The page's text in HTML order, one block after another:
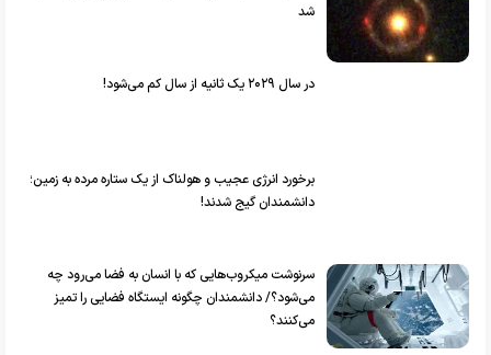
شد
در سال ۲۰۲۹ یک ثانیه از سال کم می‌شود!
برخورد انرژی عجیب و هولناک از یک ستاره مرده به زمین؛
دانشمندان گیج شدند!
سرنوشت میکروب‌هایی که با انسان به فضا می‌رود چه
می‌شود؟/ دانشمندان چگونه ایستگاه فضایی را تمیز
می‌کنند؟